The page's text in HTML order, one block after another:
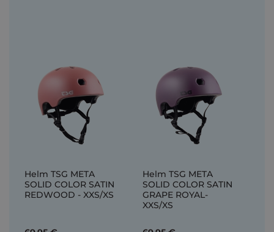
Helm TSG META
SOLID COLOR SATIN
REDWOOD - XXS/XS
Helm TSG META
SOLID COLOR SATIN
GRAPE ROYAL-
XXS/XS